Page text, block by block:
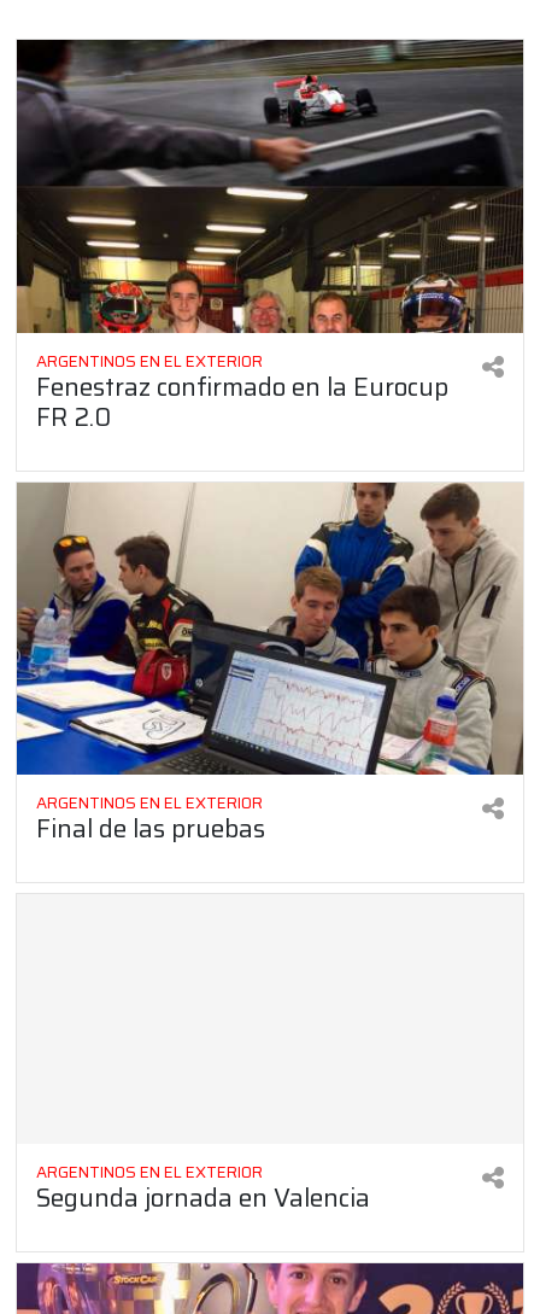
ARGENTINOS EN EL EXTERIOR
Fenestraz confirmado en la Eurocup
FR 2.0
ARGENTINOS EN EL EXTERIOR
Final de las pruebas
ARGENTINOS EN EL EXTERIOR
Segunda jornada en Valencia